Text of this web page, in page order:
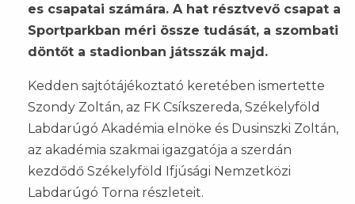
es csapatai számára. A hat résztvevő csapat a
Sportparkban méri össze tudását, a szombati
döntőt a stadionban játsszák majd.
Kedden sajtótájékoztató keretében ismertette
Szondy Zoltán, az FK Csíkszereda, Székelyföld
Labdarúgó Akadémia elnöke és Dusinszki Zoltán,
az akadémia szakmai igazgatója a szerdán
kezdődő Székelyföld Ifjúsági Nemzetközi
Labdarúgó Torna részleteit.